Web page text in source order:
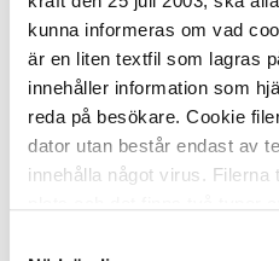
kunna informeras om vad
är en liten textfil som lagras
innehåller information som
reda på besökare. Cookie
dator utan består endast av
innehålla något virus. Filerna
I lager 1 st
- +